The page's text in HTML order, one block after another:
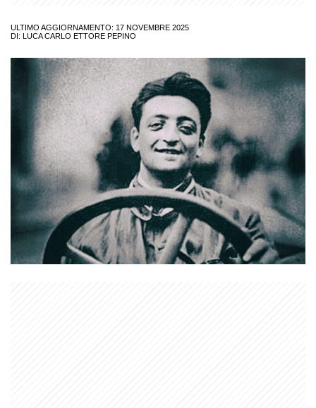
ULTIMO AGGIORNAMENTO: 17 NOVEMBRE 2025
DI: LUCA CARLO ETTORE PEPINO